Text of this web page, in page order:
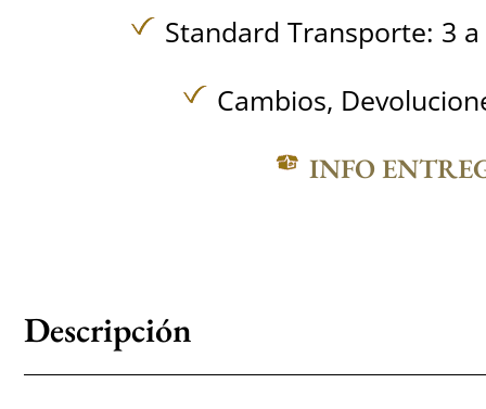
Standard Transporte: 3
Cambios,
INFO
Descripción